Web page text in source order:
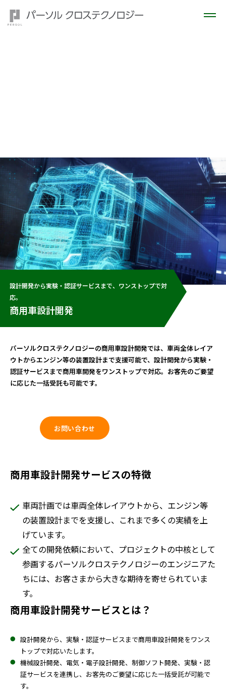
設計開発から実験・認証サービスまで、ワンストップで対
応。
商用車設計開発
パーソルクロステクノロジーの商用車設計開発では、車両全体レイア
ウトからエンジン等の装置設計まで支援可能で、設計開発から実験・
認証サービスまで商用車開発をワンストップで対応。お客先のご要望
に応じた一括受託も可能です。
お問い合わせ
商用車設計開発サービスの特徴
車両計画では車両全体レイアウトから、エンジン等
の装置設計までを支援し、これまで多くの実績を上
げています。
全ての開発依頼において、プロジェクトの中核として
参画するパーソルクロステクノロジーのエンジニアた
ちには、お客さまから大きな期待を寄せられていま
す。
商用車設計開発サービスとは？
設計開発から、実験・認証サービスまで商用車設計開発をワンス
トップで対応いたします。
機械設計開発、電気・電子設計開発、制御ソフト開発、実験・認
証サービスを連携し、お客先のご要望に応じた一括受託が可能で
す。